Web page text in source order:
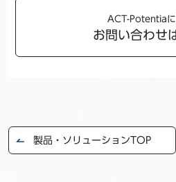
ACT-Potentiaに
お問い合わせ
製品・ソリューションTOP